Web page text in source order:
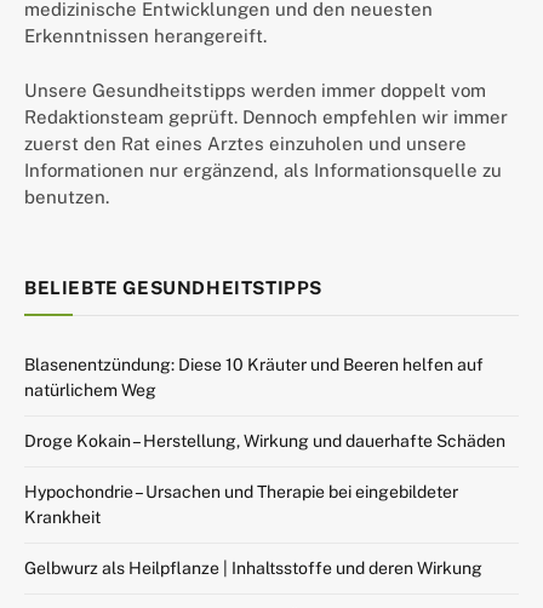
medizinische Entwicklungen und den neuesten
Erkenntnissen herangereift.
Unsere Gesundheitstipps werden immer doppelt vom
Redaktionsteam geprüft. Dennoch empfehlen wir immer
zuerst den Rat eines Arztes einzuholen und unsere
Informationen nur ergänzend, als Informationsquelle zu
benutzen.
BELIEBTE GESUNDHEITSTIPPS
Blasenentzündung: Diese 10 Kräuter und Beeren helfen auf
natürlichem Weg
Droge Kokain – Herstellung, Wirkung und dauerhafte Schäden
Hypochondrie – Ursachen und Therapie bei eingebildeter
Krankheit
Gelbwurz als Heilpflanze | Inhaltsstoffe und deren Wirkung